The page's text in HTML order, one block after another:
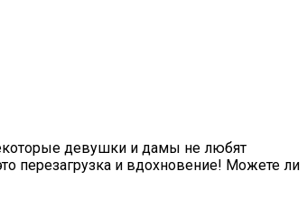
девушки и дамы не любят
перезагрузка и вдохновение! Можете ли